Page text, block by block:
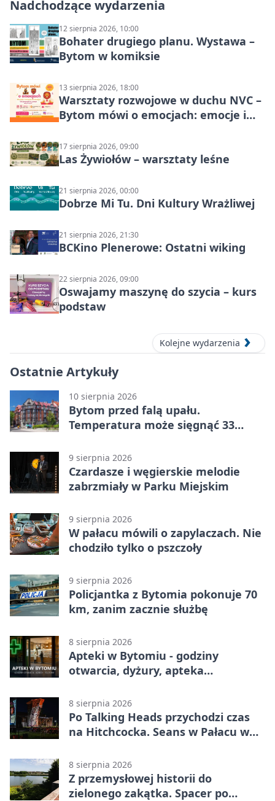
Nadchodzące wydarzenia
12 sierpnia 2026, 10:00
Bohater drugiego planu. Wystawa –
Bytom w komiksie
13 sierpnia 2026, 18:00
Warsztaty rozwojowe w duchu NVC –
Bytom mówi o emocjach: emocje i
17 sierpnia 2026, 09:00
Las Żywiołów – warsztaty leśne
21 sierpnia 2026, 00:00
Dobrze Mi Tu. Dni Kultury Wrażliwej
21 sierpnia 2026, 21:30
BCKino Plenerowe: Ostatni wiking
22 sierpnia 2026, 09:00
Oswajamy maszynę do szycia – kurs
podstaw
Kolejne wydarzenia
Ostatnie Artykuły
10 sierpnia 2026
Bytom przed falą upału.
Temperatura może sięgnąć 33
9 sierpnia 2026
Czardasze i węgierskie melodie
zabrzmiały w Parku Miejskim
9 sierpnia 2026
W pałacu mówili o zapylaczach. Nie
chodziło tylko o pszczoły
9 sierpnia 2026
Policjantka z Bytomia pokonuje 70
km, zanim zacznie służbę
8 sierpnia 2026
Apteki w Bytomiu - godziny
otwarcia, dyżury, apteka
8 sierpnia 2026
Po Talking Heads przychodzi czas
na Hitchcocka. Seans w Pałacu w
8 sierpnia 2026
Z przemysłowej historii do
zielonego zakątka. Spacer po